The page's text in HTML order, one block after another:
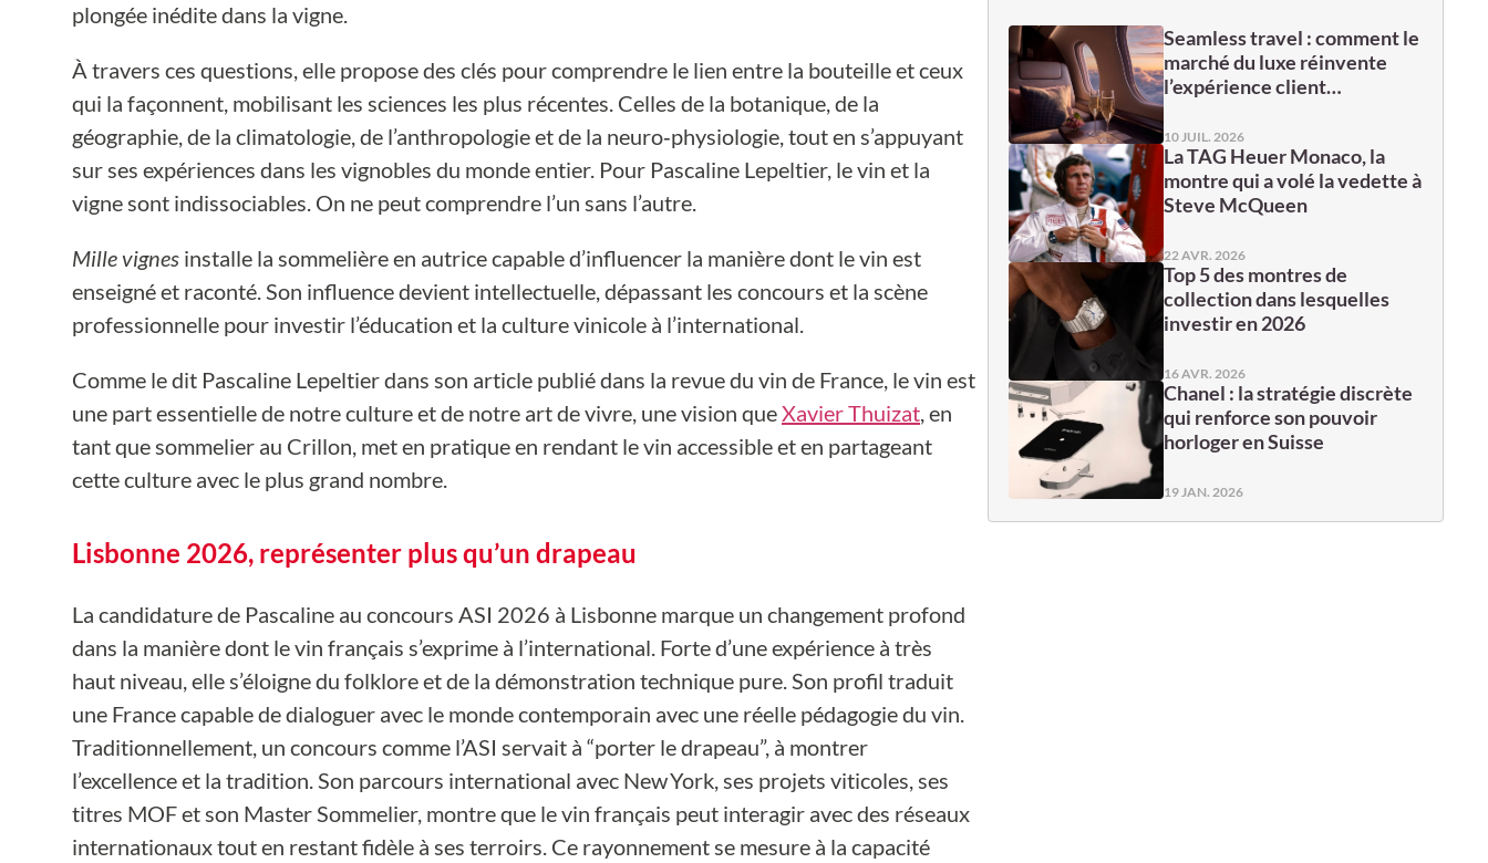
plongée inédite dans la vigne.
À travers ces questions, elle propose des clés pour comprendre le lien entre la bouteille et ceux
qui la façonnent, mobilisant les sciences les plus récentes. Celles de la botanique, de la
géographie, de la climatologie, de l’anthropologie et de la neuro‑physiologie, tout en s’appuyant
sur ses expériences dans les vignobles du monde entier. Pour Pascaline Lepeltier, le vin et la
vigne sont indissociables. On ne peut comprendre l’un sans l’autre.
Mille vignes installe la sommelière en autrice capable d’influencer la manière dont le vin est
enseigné et raconté. Son influence devient intellectuelle, dépassant les concours et la scène
professionnelle pour investir l’éducation et la culture vinicole à l’international.
Comme le dit Pascaline Lepeltier dans son article publié dans la revue du vin de France, le vin est
une part essentielle de notre culture et de notre art de vivre, une vision queXavier Thuizat, en
tant que sommelier au Crillon, met en pratique en rendant le vin accessible et en partageant
cette culture avec le plus grand nombre.
Lisbonne 2026, représenter plus qu’un drapeau
La candidature de Pascaline au concours ASI 2026 à Lisbonne marque un changement profond
dans la manière dont le vin français s’exprime à l’international. Forte d’une expérience à très
haut niveau, elle s’éloigne du folklore et de la démonstration technique pure. Son profil traduit
une France capable de dialoguer avec le monde contemporain avec une réelle pédagogie du vin.
Traditionnellement, un concours comme l’ASI servait à “porter le drapeau”, à montrer
l’excellence et la tradition. Son parcours international avec New York, ses projets viticoles, ses
titres MOF et son Master Sommelier, montre que le vin français peut interagir avec des réseaux
internationaux tout en restant fidèle à ses terroirs. Ce rayonnement se mesure à la capacité
Seamless travel : comment le
marché du luxe réinvente
l’expérience client…
10 JUIL. 2026
La TAG Heuer Monaco, la
montre qui a volé la vedette à
Steve McQueen
22 AVR. 2026
Top 5 des montres de
collection dans lesquelles
investir en 2026
16 AVR. 2026
Chanel : la stratégie discrète
qui renforce son pouvoir
horloger en Suisse
19 JAN. 2026